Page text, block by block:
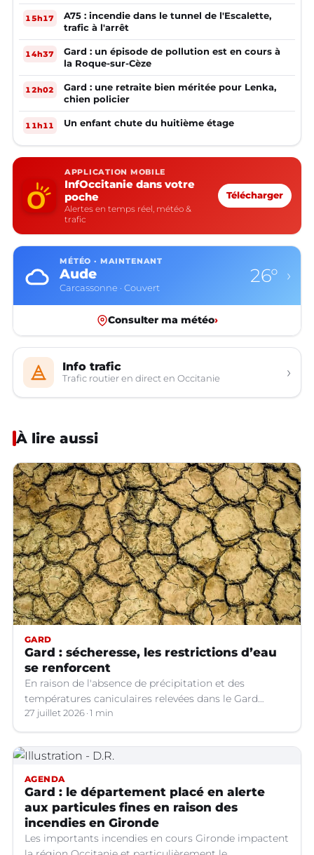
15h17
A75 : incendie dans le tunnel de l'Escalette,
trafic à l'arrêt
14h37
Gard : un épisode de pollution est en cours à
la Roque-sur-Cèze
12h02
Gard : une retraite bien méritée pour Lenka,
chien policier
11h11 Un enfant chute du huitième étage
APPLICATION MOBILE
InfOccitanie dans votre
poche
Alertes en temps réel, météo &
trafic
Télécharger
MÉTÉO · MAINTENANT
Aude
Carcassonne · Couvert
26° ›
Consulter ma météo›
Info trafic
Trafic routier en direct en Occitanie ›
À lire aussi
GARD
Gard : sécheresse, les restrictions d’eau
se renforcent
En raison de l'absence de précipitation et des
températures caniculaires relevées dans le Gard
depuis le 1er juillet, la situation hydrologique du
département s'aggrave.
27 juillet 2026 1 min
AGENDA
Gard : le département placé en alerte
aux particules fines en raison des
incendies en Gironde
Les importants incendies en cours Gironde impactent